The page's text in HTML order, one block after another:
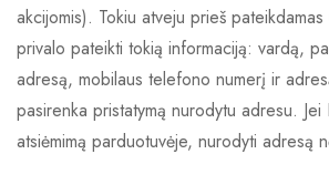
akcijomis). Tokiu atveju prieš pateikdamas
privalo pateikti tokią informaciją: vardą,
adresą, mobilaus telefono numerį ir
pasirenka pristatymą nurodytu adresu. Jei
atsiėmimą parduotuvėje, nurodyti adresą